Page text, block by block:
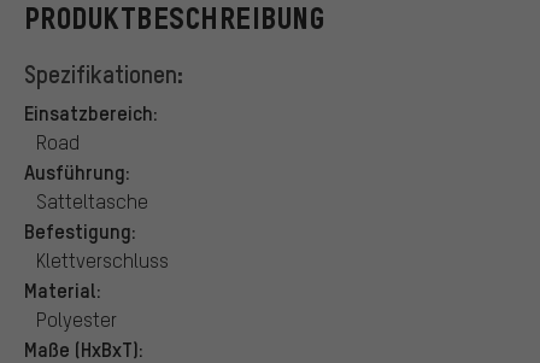
PRODUKTBESCHREIBUNG
Spezifikationen:
Einsatzbereich:
Road
Ausführung:
Satteltasche
Befestigung:
Klettverschluss
Material:
Polyester
Maße (HxBxT):